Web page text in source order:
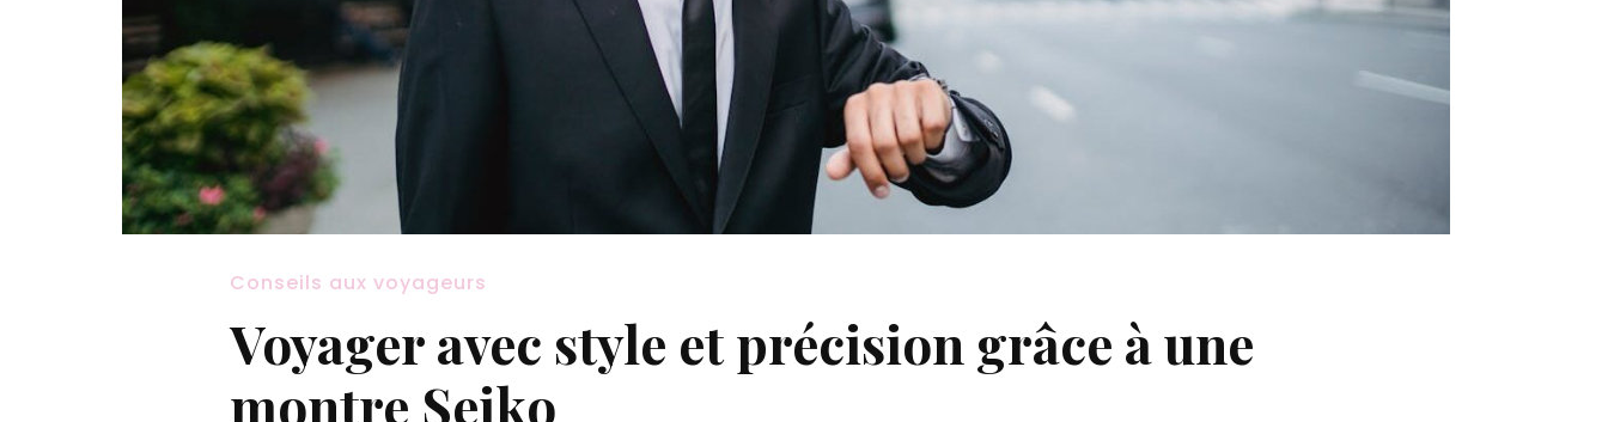
Conseils aux voyageurs
Voyager avec style et précision grâce à une
montre Seiko